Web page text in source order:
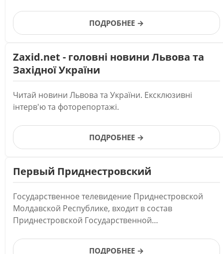
ПОДРОБНЕЕ →
Zaxid.net - головні новини Львова та
Західної України
Читай новини Львова та України. Ексклюзивні
інтерв'ю та фоторепортажі.
ПОДРОБНЕЕ →
Первый Приднестровский
Государственное телевидение Приднестровской
Молдавской Республике, входит в состав
Приднестровской Государственной
ПОДРОБНЕЕ →